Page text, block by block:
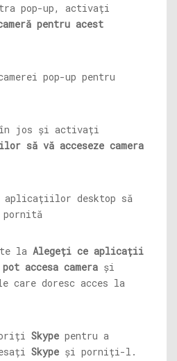
pop-up, activați
pentru acest
jos și activați
să vă acceseze camera
te la Alegeți ce aplicații
accesa camera și
doresc acces la
Skype pentru a
Skype și porniți-l.